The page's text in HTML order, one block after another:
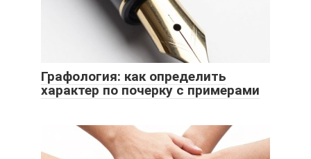
Графология: как определить
характер по почерку с примерами